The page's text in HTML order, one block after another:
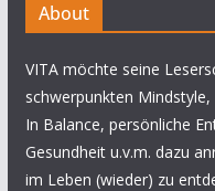
About
VITA möchte seine
schwerpunkten
In Balance, persönliche
Gesundheit u.v.m. dazu
im Leben (wieder) zu